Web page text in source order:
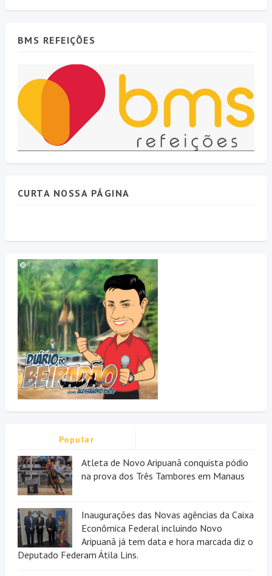
BMS REFEIÇÕES
CURTA NOSSA PÁGINA
Popular
Atleta de Novo Aripuanã conquista pódio
na prova dos Três Tambores em Manaus
Inaugurações das Novas agências da Caixa
Econômica Federal incluindo Novo
Aripuanã já tem data e hora marcada diz o
Deputado Federam Átila Lins.